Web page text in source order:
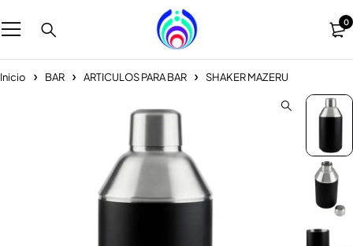
0
Inicio BAR ARTICULOS PARA BAR SHAKER MAZERU